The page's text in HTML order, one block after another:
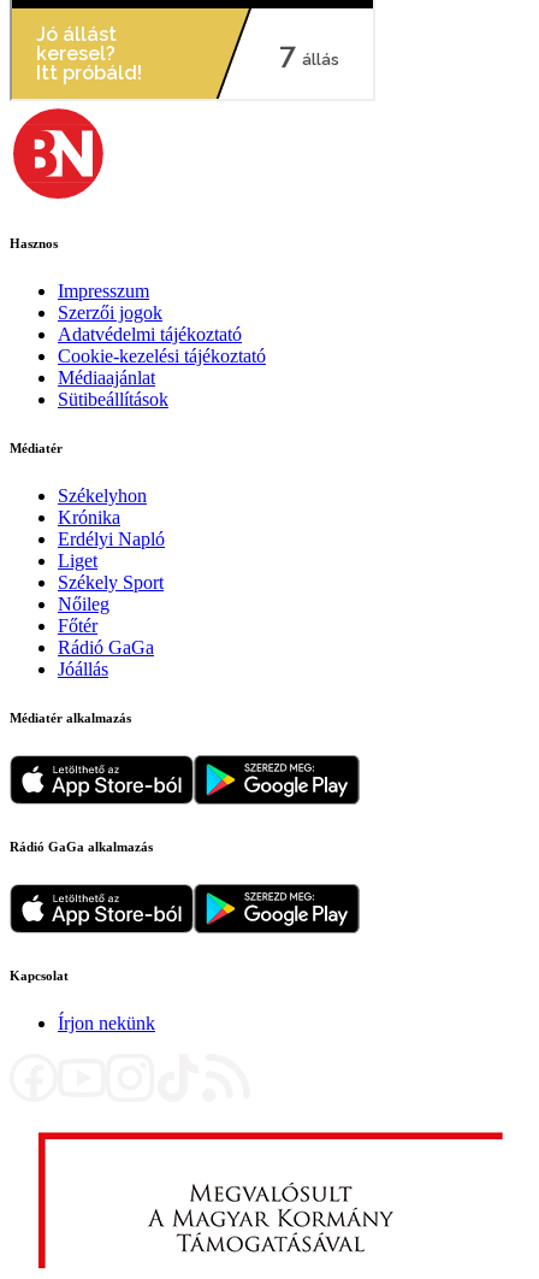
Hasznos
Impresszum
Szerzői jogok
Adatvédelmi tájékoztató
Cookie-kezelési tájékoztató
Médiaajánlat
Sütibeállítások
Médiatér
Székelyhon
Krónika
Erdélyi Napló
Liget
Székely Sport
Nőileg
Főtér
Rádió GaGa
Jóállás
Médiatér alkalmazás
Rádió GaGa alkalmazás
Kapcsolat
Írjon nekünk